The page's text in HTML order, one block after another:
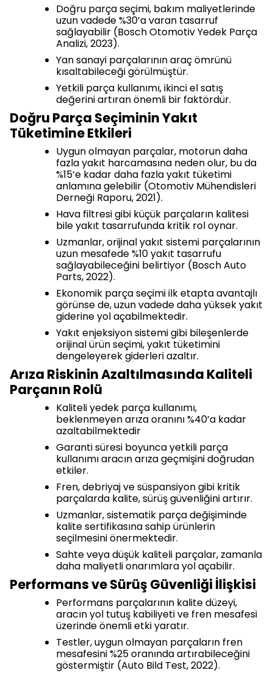
Doğru parça seçimi, bakım maliyetlerinde
uzun vadede %30’a varan tasarruf
sağlayabilir (Bosch Otomotiv Yedek Parça
Analizi, 2023).
Yan sanayi parçalarının araç ömrünü
kısaltabileceği görülmüştür.
Yetkili parça kullanımı, ikinci el satış
değerini artıran önemli bir faktördür.
Doğru Parça Seçiminin Yakıt
Tüketimine Etkileri
Uygun olmayan parçalar, motorun daha
fazla yakıt harcamasına neden olur, bu da
%15’e kadar daha fazla yakıt tüketimi
anlamına gelebilir (Otomotiv Mühendisleri
Derneği Raporu, 2021).
Hava filtresi gibi küçük parçaların kalitesi
bile yakıt tasarrufunda kritik rol oynar.
Uzmanlar, orijinal yakıt sistemi parçalarının
uzun mesafede %10 yakıt tasarrufu
sağlayabileceğini belirtiyor (Bosch Auto
Parts, 2022).
Ekonomik parça seçimi ilk etapta avantajlı
görünse de, uzun vadede daha yüksek yakıt
giderine yol açabilmektedir.
Yakıt enjeksiyon sistemi gibi bileşenlerde
orijinal ürün seçimi, yakıt tüketimini
dengeleyerek giderleri azaltır.
Arıza Riskinin Azaltılmasında Kaliteli
Parçanın Rolü
Kaliteli yedek parça kullanımı,
beklenmeyen arıza oranını %40’a kadar
azaltabilmektedir
Garanti süresi boyunca yetkili parça
kullanımı aracın arıza geçmişini doğrudan
etkiler.
Fren, debriyaj ve süspansiyon gibi kritik
parçalarda kalite, sürüş güvenliğini artırır.
Uzmanlar, sistematik parça değişiminde
kalite sertifikasına sahip ürünlerin
seçilmesini önermektedir.
Sahte veya düşük kaliteli parçalar, zamanla
daha maliyetli onarımlara yol açabilir.
Performans ve Sürüş Güvenliği İlişkisi
Performans parçalarının kalite düzeyi,
aracın yol tutuş kabiliyeti ve fren mesafesi
üzerinde önemli etki yaratır.
Testler, uygun olmayan parçaların fren
mesafesini %25 oranında artırabileceğini
göstermiştir (Auto Bild Test, 2022).